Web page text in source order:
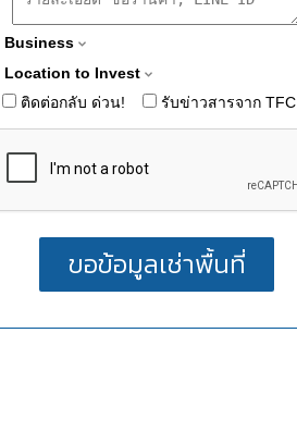
Business
Location to Invest
ติดต่อกลับ ด่วน!
รับข่าวสารจาก TFC